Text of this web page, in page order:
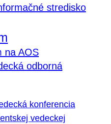
stredisko
na AOS
odborná
konferencia
vedeckej